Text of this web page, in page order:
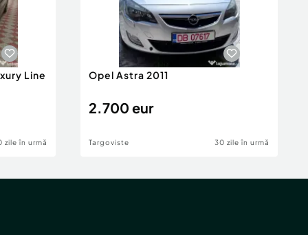
Line
zile în urmă
Opel Astra 2011
2.700 eur
Targoviste 30 zile în urmă